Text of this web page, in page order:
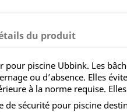
du produit
pour piscine Ubbink. Les
ou d’absence. Elles
à la norme requise.
de sécurité pour piscine